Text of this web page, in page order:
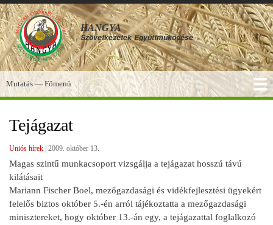
Ugrás
a
tartalomra
HANGYA
Szövetkezetek Együttműködése
Főmenü
Mutatás — Főmenü
Tejágazat
Uniós hírek 2009. október 13.
Magas szintű munkacsoport vizsgálja a tejágazat hosszú távú
kilátásait
Mariann Fischer Boel, mezőgazdasági és vidékfejlesztési ügyekért
felelős biztos október 5.-én arról tájékoztatta a mezőgazdasági
minisztereket, hogy október 13.-án egy, a tejágazattal foglalkozó